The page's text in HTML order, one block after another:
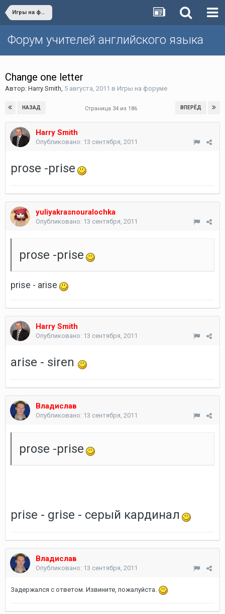
Игры на форуме
Форум учителей английского языка
Change one letter
Автор: Harry Smith, 5 августа, 2011 в Игры на форуме
НАЗАД ВПЕРЁД
Страница 34 из 186
Harry Smith
Опубликовано: 13 сентября, 2011
prose -prise
yuliyakrasnouralochka
Опубликовано: 13 сентября, 2011
prose -prise
prise - arise
Harry Smith
Опубликовано: 13 сентября, 2011
arise - siren
Владислав
Опубликовано: 13 сентября, 2011
prose -prise
prise - grise - серый кардинал
Владислав
Опубликовано: 13 сентября, 2011
Задержался с ответом. Извините, пожалуйста.